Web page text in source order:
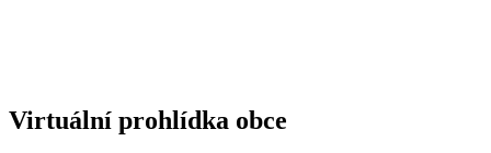
Virtuální prohlídka obce